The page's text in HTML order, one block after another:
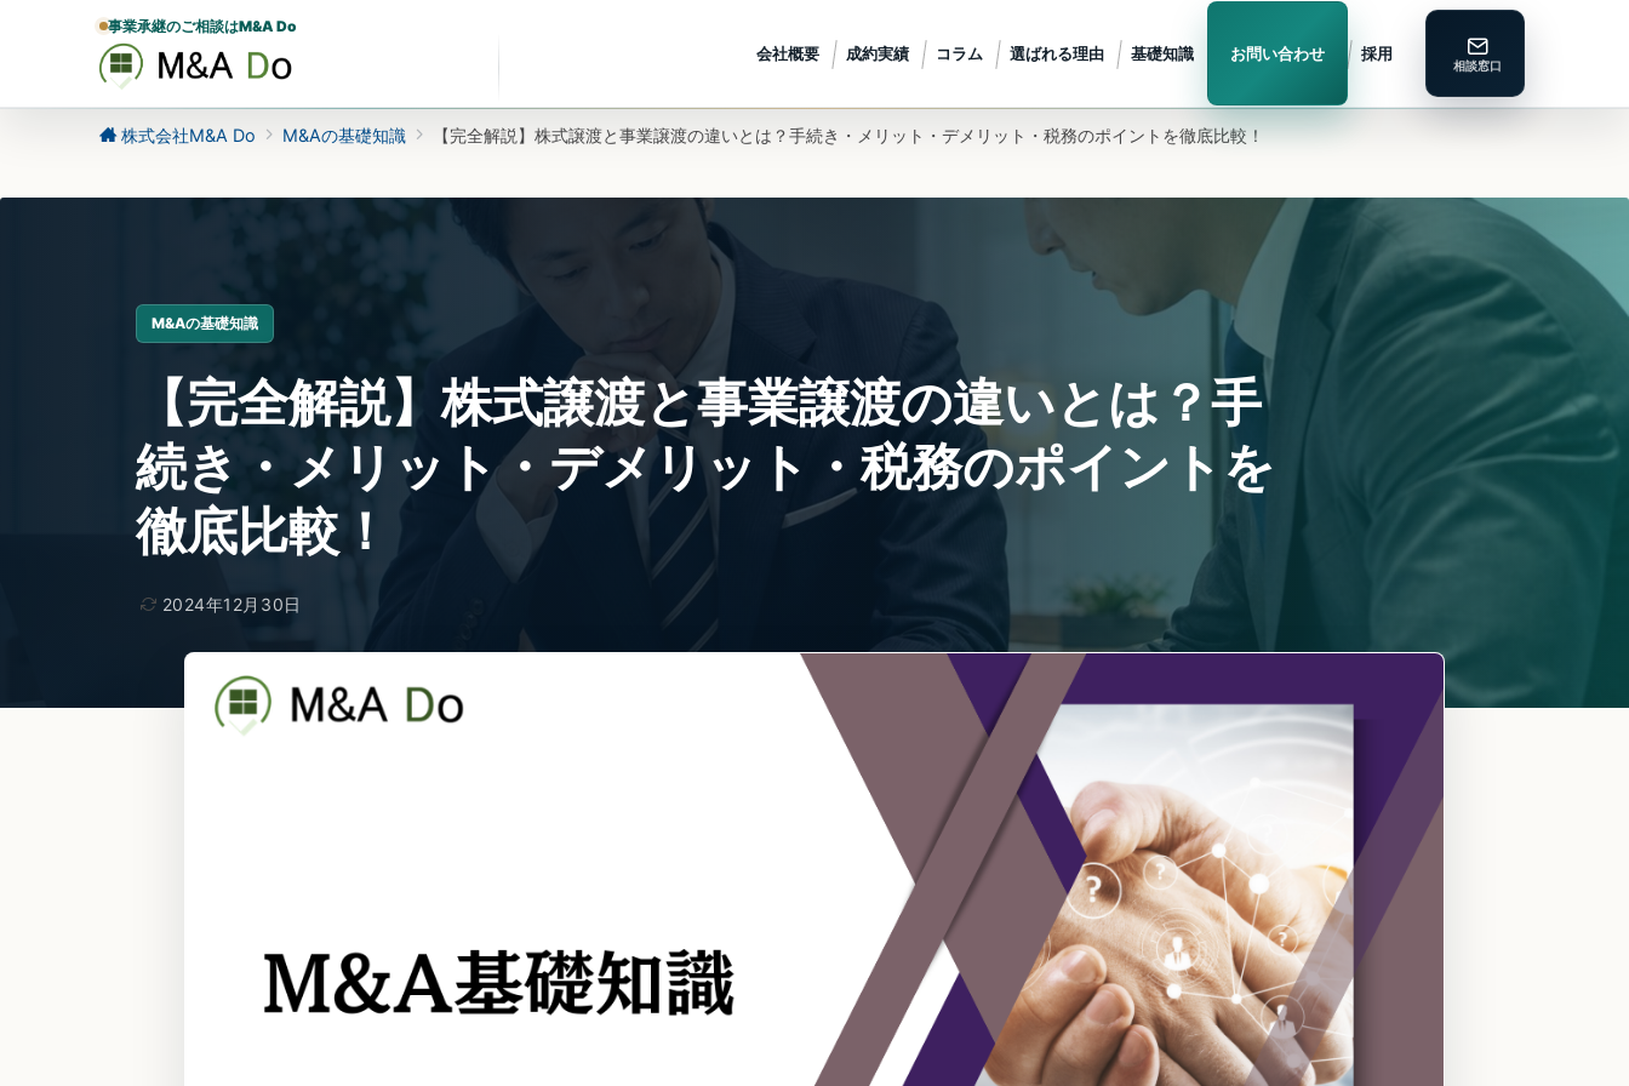
事業承継のご相談はM&A Do
会社概要 成約実績 コラム 選ばれる理由 基礎知識 お問い合わせ 採用
株式会社M&A Do M&Aの基礎知識 【完全解説】株式譲渡と事業譲渡の違いとは？手続き・メリット・デメリット・税務のポイントを徹底比較！
M&Aの基礎知識
【完全解説】株式譲渡と事業譲渡の違いとは？手
続き・メリット・デメリット・税務のポイントを
徹底比較！
2024年12月30日